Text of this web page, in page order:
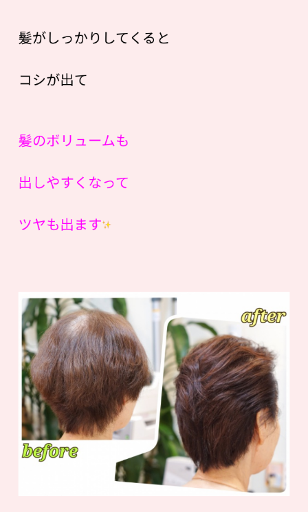
髪がしっかりしてくると
コシが出て
髪のボリュームも
出しやすくなって
ツヤも出ます